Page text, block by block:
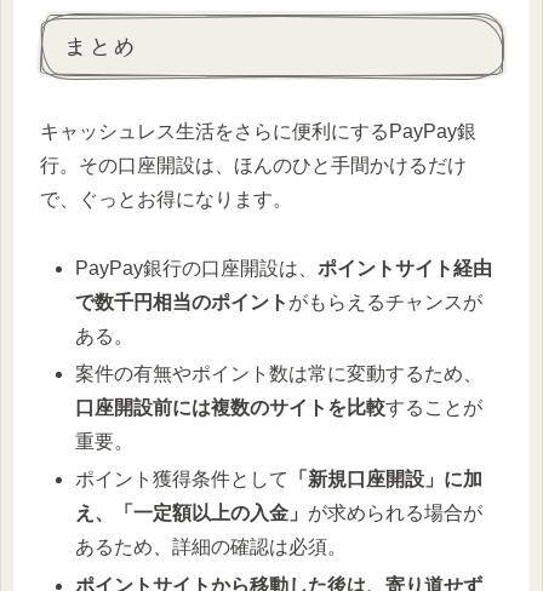
まとめ
キャッシュレス生活をさらに便利にするPayPay銀
行。その口座開設は、ほんのひと手間かけるだけ
で、ぐっとお得になります。
PayPay銀行の口座開設は、ポイントサイト経由
で数千円相当のポイント がもらえるチャンスが
ある。
案件の有無やポイント数は常に変動するため、
口座開設前には複数のサイトを比較することが
重要。
ポイント獲得条件として
「新規口座開設」に加
え、「一定額以上の入金」 が求められる場合が
あるため、詳細の確認は必須。
ポイントサイトから移動した後は、寄り道せず